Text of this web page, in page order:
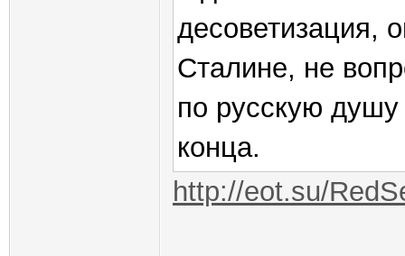
десоветизация,
Сталине, не
по русскую
конца.
http://eot.su/